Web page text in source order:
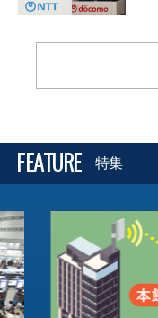
FEATURE 特集